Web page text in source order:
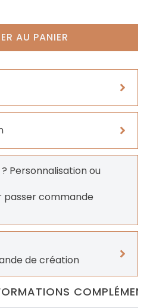
AU PANIER
Personnalisation ou
commande
de création